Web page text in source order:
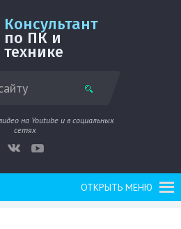
Консультант
по ПК и
технике
на Youtube и в социальных
сетях
ОТКРЫТЬ МЕНЮ